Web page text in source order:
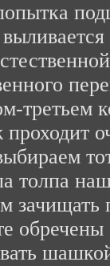
третьем
проходит
толпа
зачищать